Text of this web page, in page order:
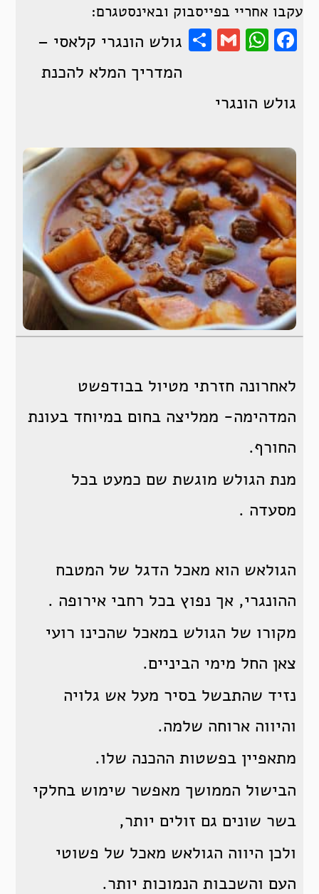
עקבו אחריי בפייסבוק ובאינסטגרם:
Facebook
WhatsApp
Gmail
Share
גולש הונגרי קלאסי –
המדריך המלא להכנת
גולש הונגרי
לאחרונה חזרתי מטיול בבודפשט
המדהימה- ממליצה בחום במיוחד בעונת
החורף.
מנת הגולש מוגשת שם כמעט בכל
מסעדה .
הגולאש הוא מאכל הדגל של המטבח
ההונגרי, אך נפוץ בכל רחבי אירופה .
מקורו של הגולש במאכל שהכינו רועי
צאן החל מימי הביניים.
נזיד שהתבשל בסיר מעל אש גלויה
והיווה ארוחה שלמה.
מתאפיין בפשטות ההכנה שלו.
הבישול הממושך מאפשר שימוש בחלקי
בשר שונים גם זולים יותר,
ולכן היווה הגולאש מאכל של פשוטי
העם והשכבות הנמוכות יותר.